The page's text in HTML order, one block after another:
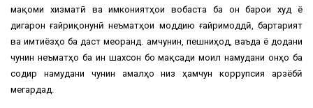
мақоми хизматӣ ва имкониятҳои вобаста ба он барои худ ё
дигарон ғайриқонунӣ неъматҳои моддию ғайримоддӣ, бартарият
ва имтиёзҳо ба даст меоранд. Ҳамчунин, пешниҳод, ваъда ё додани
чунин неъматҳо ба ин шахсон бо мақсади моил намудани онҳо ба
содир намудани чунин амалҳо низ ҳамчун коррупсия арзёбӣ
мегардад.